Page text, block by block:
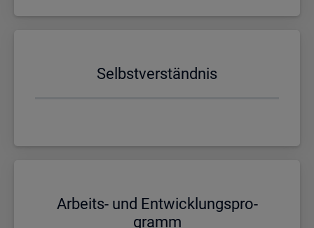
Selbst­ver­ständ­nis
Ar­beits- und Ent­wick­lungs­pro­
gramm